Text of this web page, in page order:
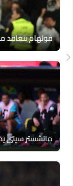
فولهام يتعاقد مع موهبة
مانشستر سيتي يضع